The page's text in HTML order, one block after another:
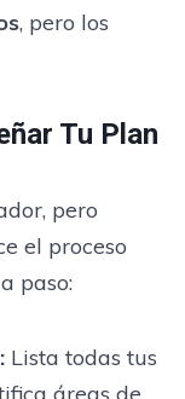
, pero los
Tu Plan
pero
el proceso
paso:
Lista todas tus
áreas de